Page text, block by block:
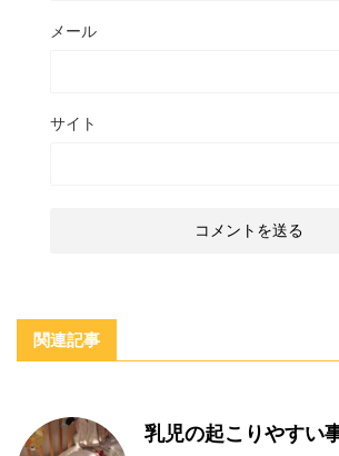
メール
サイト
関連記事
乳児の起こりやすい